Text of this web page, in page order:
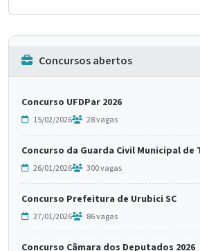
Concursos abertos
Concurso UFDPar 2026
15/02/2026 28 vagas
Concurso da Guarda Civil Municipal de
26/01/2026 300 vagas
Concurso Prefeitura de Urubici SC
27/01/2026 86 vagas
Concurso Câmara dos Deputados 2026